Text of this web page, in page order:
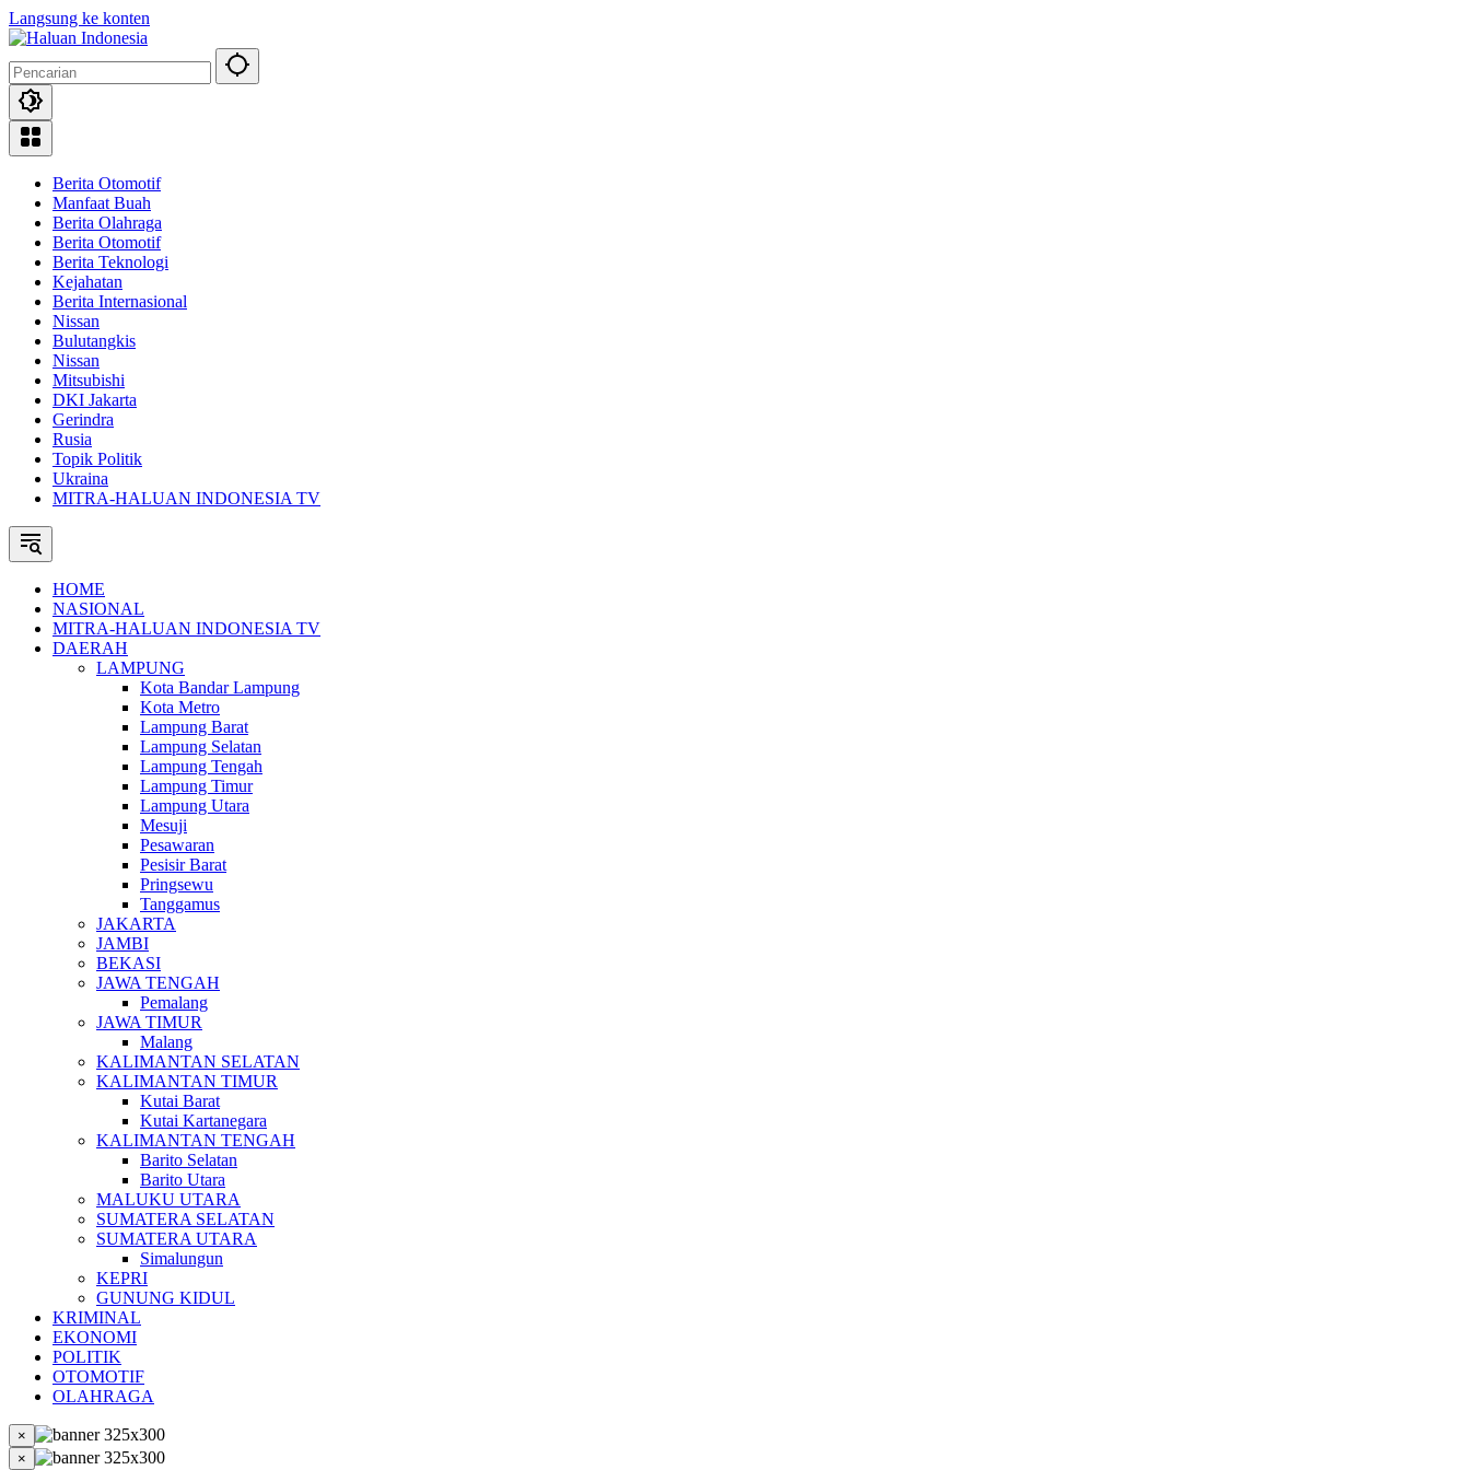
Langsung ke konten
Berita Otomotif
Manfaat Buah
Berita Olahraga
Berita Otomotif
Berita Teknologi
Kejahatan
Berita Internasional
Nissan
Bulutangkis
Nissan
Mitsubishi
DKI Jakarta
Gerindra
Rusia
Topik Politik
Ukraina
MITRA-HALUAN INDONESIA TV
HOME
NASIONAL
MITRA-HALUAN INDONESIA TV
DAERAH
LAMPUNG
Kota Bandar Lampung
Kota Metro
Lampung Barat
Lampung Selatan
Lampung Tengah
Lampung Timur
Lampung Utara
Mesuji
Pesawaran
Pesisir Barat
Pringsewu
Tanggamus
JAKARTA
JAMBI
BEKASI
JAWA TENGAH
Pemalang
JAWA TIMUR
Malang
KALIMANTAN SELATAN
KALIMANTAN TIMUR
Kutai Barat
Kutai Kartanegara
KALIMANTAN TENGAH
Barito Selatan
Barito Utara
MALUKU UTARA
SUMATERA SELATAN
SUMATERA UTARA
Simalungun
KEPRI
GUNUNG KIDUL
KRIMINAL
EKONOMI
POLITIK
OTOMOTIF
OLAHRAGA
×
×